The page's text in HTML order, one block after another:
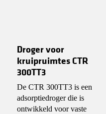
Droger voor
kruipruimtes CTR
300TT3
De CTR 300TT3 is een
adsorptiedroger die is
ontwikkeld voor vaste